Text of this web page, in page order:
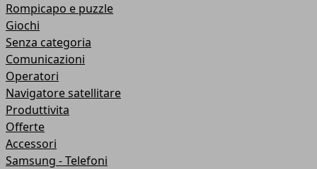
Rompicapo e puzzle
Giochi
Senza categoria
Comunicazioni
Operatori
Navigatore satellitare
Produttivita
Offerte
Accessori
Samsung - Telefoni